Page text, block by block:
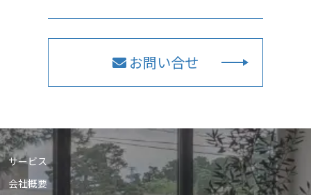
お問い合せ
サービス
会社概要